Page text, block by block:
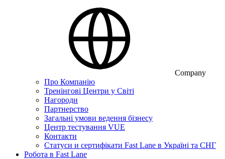
Company
Про Компанію
Тренінгові Центри у Світі
Нагороди
Партнерство
Загальні умови ведення бізнесу
Центр тестування VUE
Контакти
Статуси и сертифікати Fast Lane в Україні та СНГ
Робота в Fast Lane